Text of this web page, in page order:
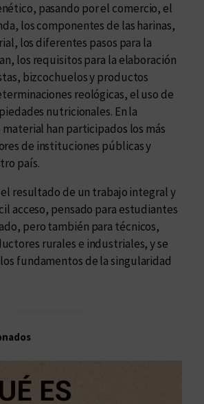
pasando por el comercio, el
los componentes de las harinas,
los diferentes pasos para la
los requisitos para la elaboración
bizcochuelos y productos
reológicas, el uso de
nutricionales. En la
han participados los más
de instituciones públicas y
país.
resultado de un trabajo integral y
acceso, pensado para estudiantes
pero también para técnicos,
rurales e industriales, y se
fundamentos de la singularidad